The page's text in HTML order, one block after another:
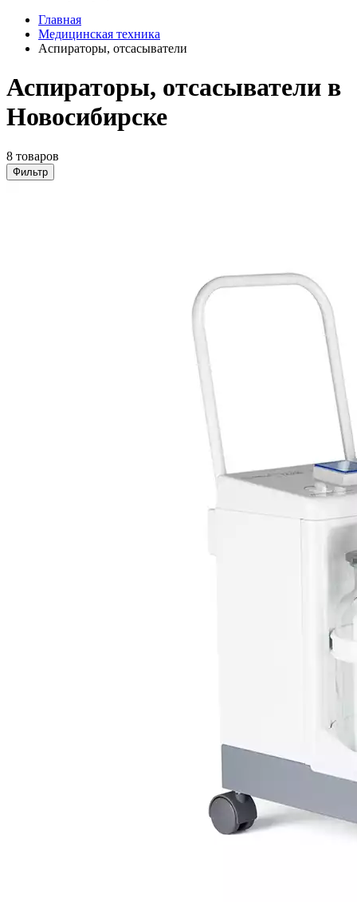
Главная
Медицинская техника
Аспираторы, отсасыватели
Аспираторы, отсасыватели в
Новосибирске
8 товаров
Фильтр